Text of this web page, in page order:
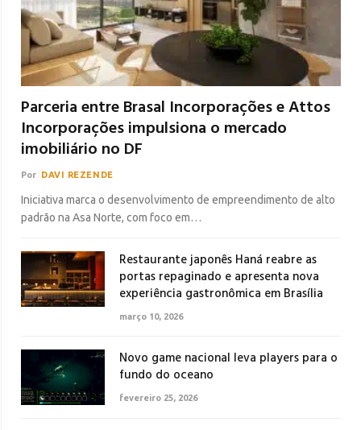
Parceria entre Brasal Incorporações e Attos
Incorporações impulsiona o mercado
imobiliário no DF
Por DAVI REZENDE
Iniciativa marca o desenvolvimento de empreendimento de alto
padrão na Asa Norte, com foco em…
Restaurante japonês Haná reabre as
portas repaginado e apresenta nova
experiência gastronômica em Brasília
março 10, 2026
Novo game nacional leva players para o
fundo do oceano
fevereiro 25, 2026